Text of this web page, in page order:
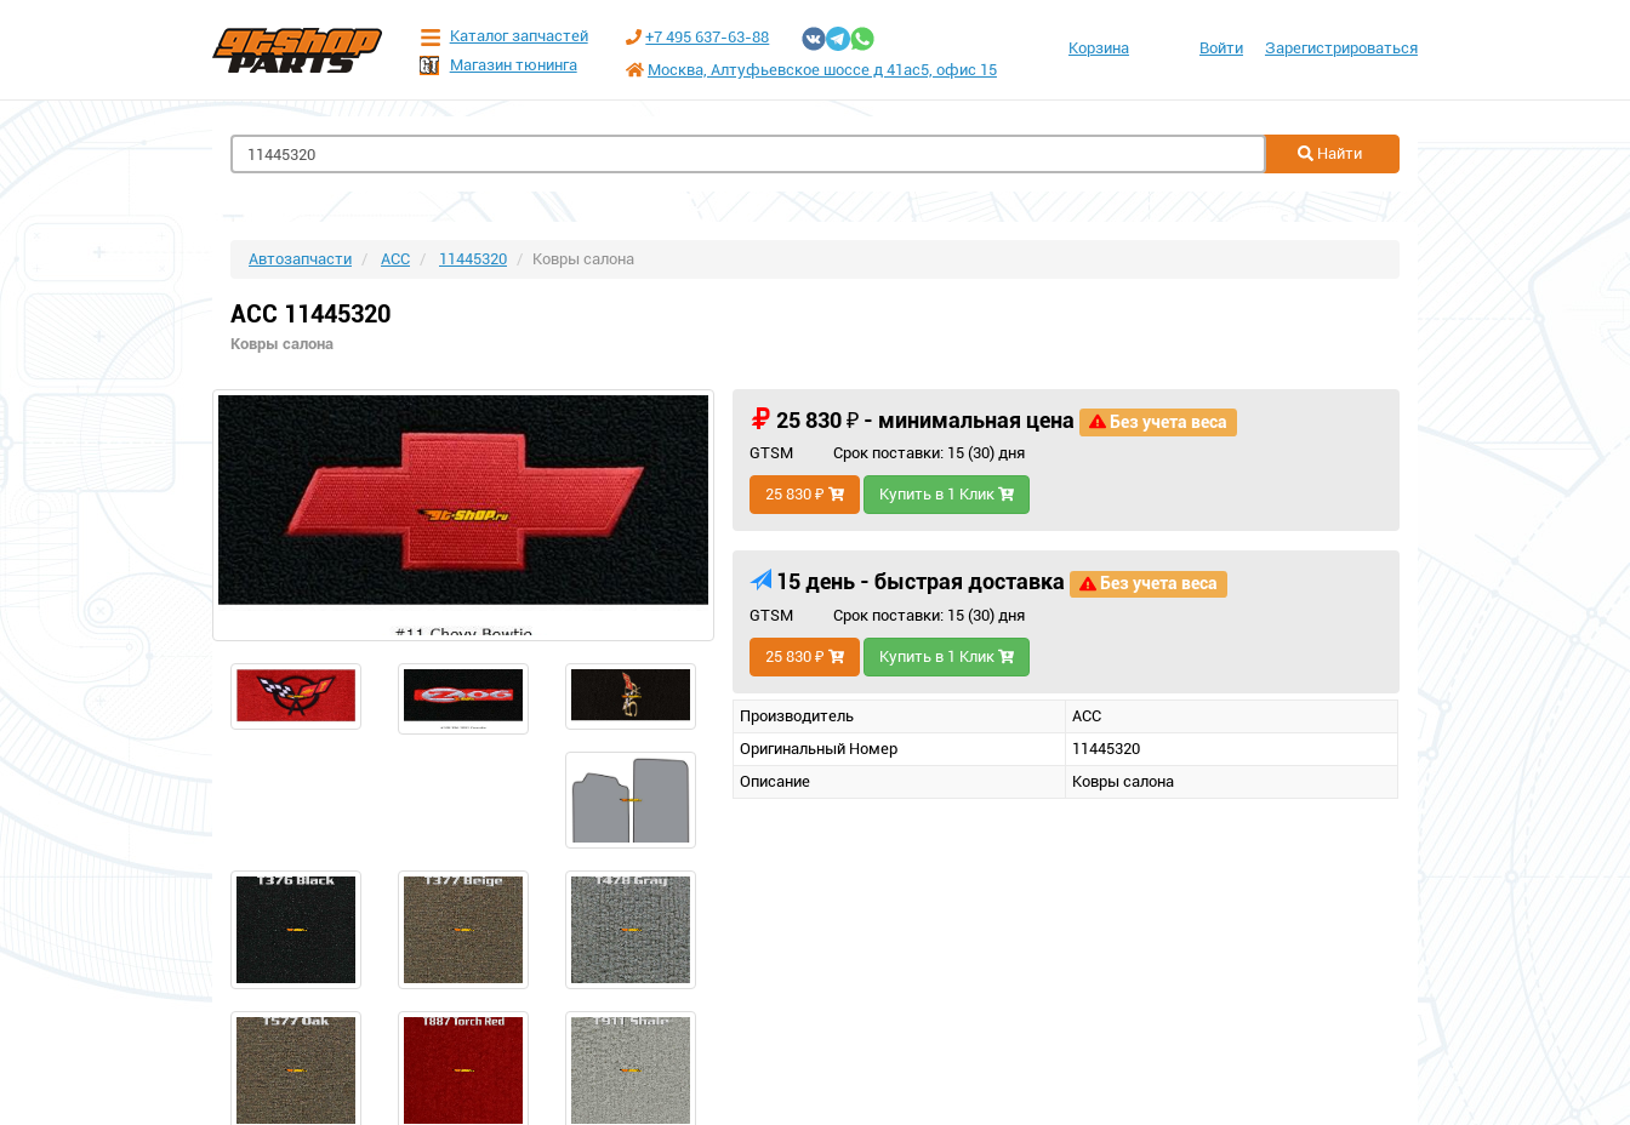
Каталог запчастей
Магазин тюнинга
+7 495 637-63-88
Москва, Алтуфьевское шоссе д 41ас5, офис 15
Корзина Войти Зарегистрироваться
Найти
Автозапчасти ACC 11445320 Ковры салона
ACC 11445320
Ковры салона
25 830 ₽ - минимальная цена Без учета веса
GTSM Срок поставки: 15 (30) дня
25 830 ₽ Купить в 1 Клик
15 день - быстрая доставка Без учета веса
GTSM Срок поставки: 15 (30) дня
25 830 ₽ Купить в 1 Клик
Производитель
ACC
Оригинальный Номер
11445320
Описание
Ковры салона